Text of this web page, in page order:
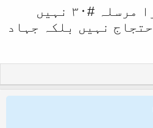
لگتا ہے آپ نے میرا مرسلہ #٣٠ نہیں
نہیں بلکہ جہاد